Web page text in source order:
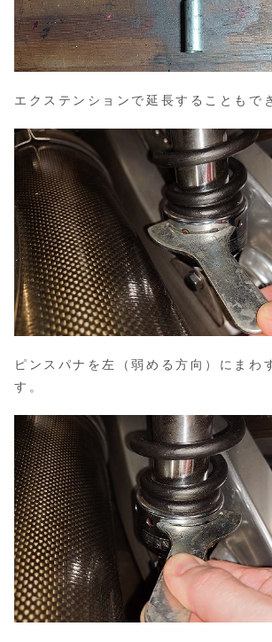
エクステンションで延長することもで
ピンスパナを左（弱める方向）にまわ
す。